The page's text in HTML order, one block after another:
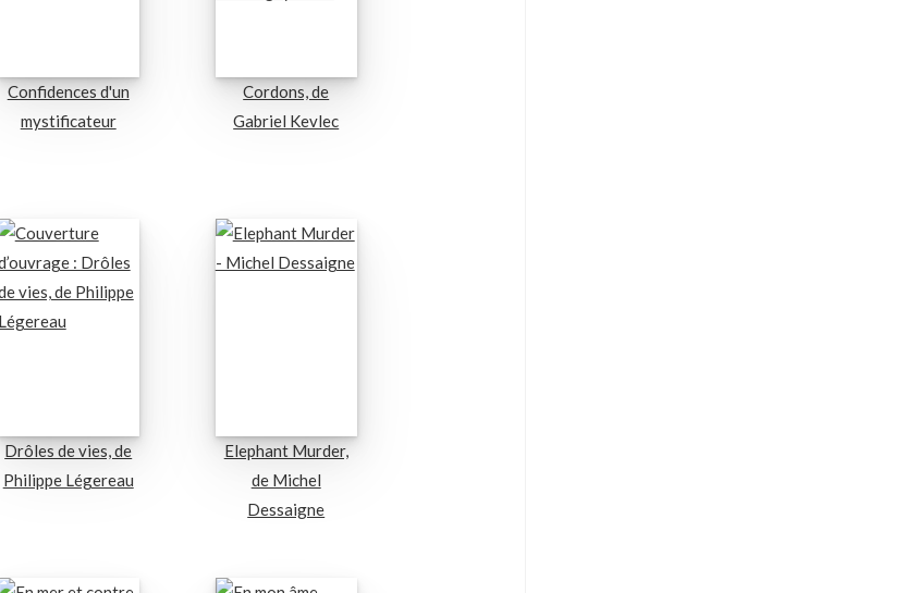
Confidences d'un
mystificateur
Cordons, de
Gabriel Kevlec
Drôles de vies, de
Philippe Légereau
Elephant Murder,
de Michel
Dessaigne